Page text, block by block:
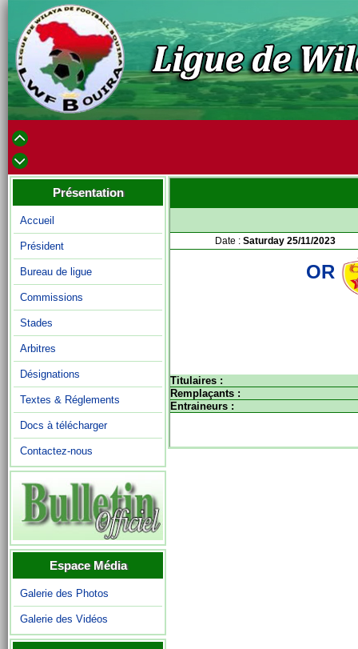
Présentation
Accueil
Président
Bureau de ligue
Commissions
Stades
Arbitres
Désignations
Textes & Réglements
Docs à télécharger
Contactez-nous
Espace Média
Galerie des Photos
Galerie des Vidéos
Date : Saturday 25/11/2023
OR
Titulaires :
Remplaçants :
Entraineurs :